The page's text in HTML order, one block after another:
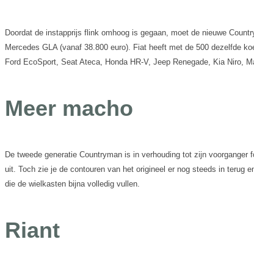
Doordat de instapprijs flink omhoog is gegaan, moet de nieuwe
Mercedes GLA (vanaf 38.800 euro). Fiat heeft met de 500 dezelfde
Ford EcoSport, Seat Ateca, Honda HR-V, Jeep Renegade, Kia Niro,
Meer macho
De tweede generatie Countryman is in verhouding tot zijn
uit. Toch zie je de contouren van het origineel er nog steeds in terug
die de wielkasten bijna volledig vullen.
Riant